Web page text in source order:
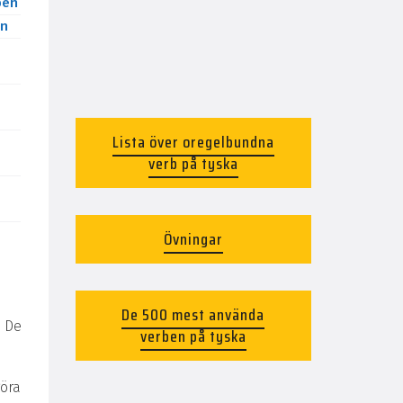
Lista över oregelbundna
verb på tyska
Övningar
De 500 mest använda
verben på tyska